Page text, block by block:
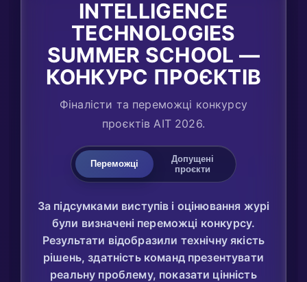
INTELLIGENCE
TECHNOLOGIES
SUMMER SCHOOL —
КОНКУРС ПРОЄКТІВ
Фіналісти та переможці конкурсу
проєктів AIT 2026.
Переможці
Допущені
проєкти
За підсумками виступів і оцінювання журі
були визначені переможці конкурсу.
Результати відобразили технічну якість
рішень, здатність команд презентувати
реальну проблему, показати цінність